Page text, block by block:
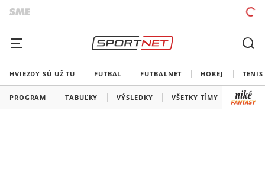
HVIEZDY SÚ UŽ TU FUTBAL FUTBALNET HOKEJ TENIS
PROGRAM TABUĽKY VÝSLEDKY VŠETKY TÍMY